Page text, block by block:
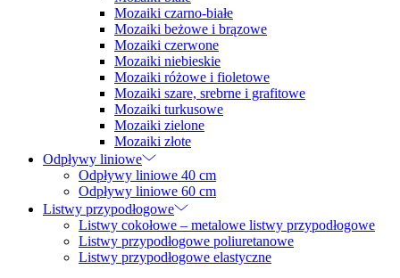
Mozaiki czarno-białe
Mozaiki beżowe i brązowe
Mozaiki czerwone
Mozaiki niebieskie
Mozaiki różowe i fioletowe
Mozaiki szare, srebrne i grafitowe
Mozaiki turkusowe
Mozaiki zielone
Mozaiki złote
Odpływy liniowe
Odpływy liniowe 40 cm
Odpływy liniowe 60 cm
Listwy przypodłogowe
Listwy cokołowe – metalowe listwy przypodłogowe
Listwy przypodłogowe poliuretanowe
Listwy przypodłogowe elastyczne